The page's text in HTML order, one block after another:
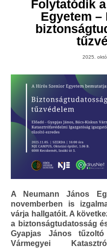
Folytatódik
Egyetem –
2025.
A Neumann János
novemberben is
várja hallgatóit. A
a biztonságtudatosság
Gyapjas János
Vármegyei